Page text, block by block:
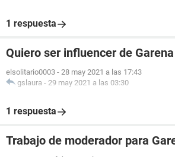
1 respuesta
Quiero ser influencer de Garena
elsolitario0003 - 28 may 2021 a las 17:43
gslaura - 29 may 2021 a las 03:30
1 respuesta
Trabajo de moderador para